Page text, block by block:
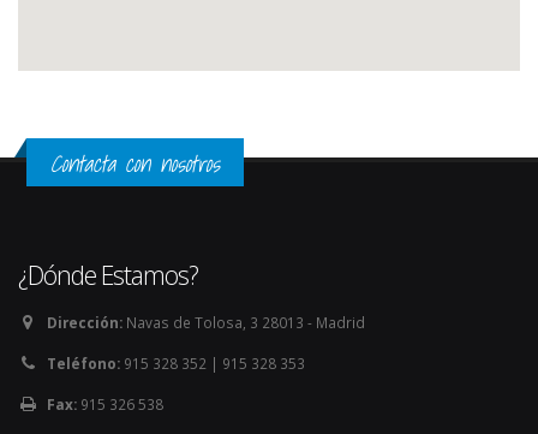
Contacta con nosotros
¿Dónde Estamos?
Dirección: Navas de Tolosa, 3 28013 - Madrid
Teléfono: 915 328 352 | 915 328 353
Fax: 915 326 538